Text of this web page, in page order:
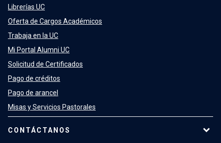
Librerías UC
Oferta de Cargos Académicos
Trabaja en la UC
Mi Portal Alumni UC
Solicitud de Certificados
Pago de créditos
Pago de arancel
Misas y Servicios Pastorales
CONTÁCTANOS